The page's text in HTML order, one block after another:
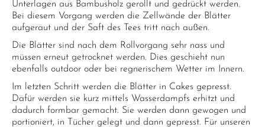
Unterlagen aus Bambusholz gerollt und gedrückt werden.
Bei diesem Vorgang werden die Zellwände der Blätter
aufgeraut und der Saft des Tees tritt nach außen.
Die Blätter sind nach dem Rollvorgang sehr nass und
müssen erneut getrocknet werden. Dies geschieht nun
ebenfalls outdoor oder bei regnerischem Wetter im Innern.
Im letzten Schritt werden die Blätter in Cakes gepresst.
Dafür werden sie kurz mittels Wasserdampfs erhitzt und
dadurch formbar gemacht. Sie werden dann gewogen und
portioniert, in Tücher gelegt und dann gepresst. Für unseren